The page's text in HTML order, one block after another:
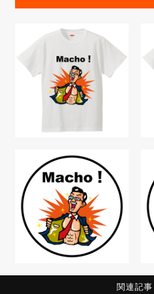
関連記事